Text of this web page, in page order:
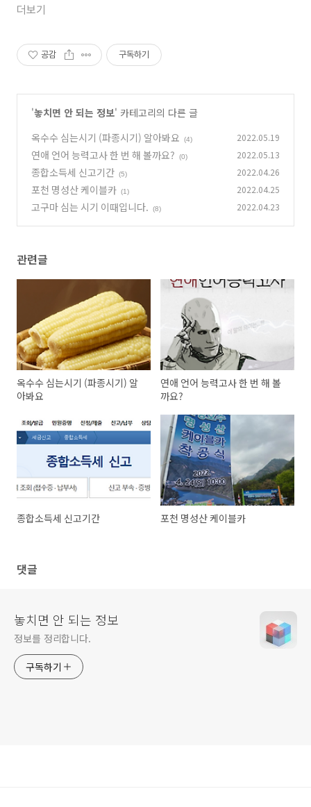
더보기
공감 구독하기
'놓치면 안 되는 정보' 카테고리의 다른 글
옥수수 심는시기 (파종시기) 알아봐요
(4) 2022.05.19
연애 언어 능력고사 한 번 해 볼까요? (0) 2022.05.13
종합소득세 신고기간 (5) 2022.04.26
포천 명성산 케이블카 (1) 2022.04.25
고구마 심는 시기 이때입니다. (8) 2022.04.23
관련글
옥수수 심는시기 (파종시기) 알
아봐요
연애 언어 능력고사 한 번 해 볼
까요?
종합소득세 신고기간 포천 명성산 케이블카
댓글
놓치면 안 되는 정보
정보를 정리합니다.
구독하기